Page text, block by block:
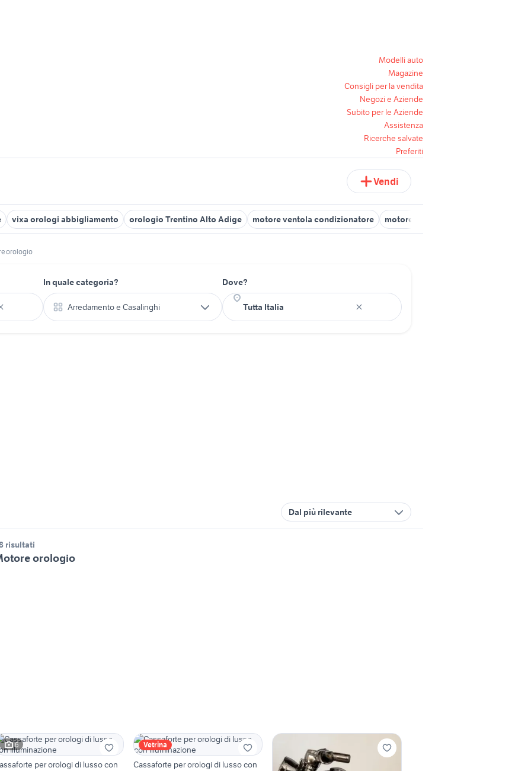
Modelli auto
Magazine
Consigli per la vendita
Negozi e Aziende
Subito per le Aziende
Assistenza
Ricerche salvate
Preferiti
Vendi
vixa orologi abbigliamento orologio Trentino Alto Adige motore ventola condizionatore motore fuoribordo 6 cv 4 tempi
orologio
In quale categoria?
Arredamento e Casalinghi
Dove?
Dal più rilevante
risultati
orologio
6
per orologi di lusso con
Vetrina
Cassaforte per orologi di lusso con